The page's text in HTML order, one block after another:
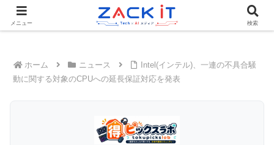
Tech×AIメディア『ZACK IT - 未来をもっと身近に』
ホーム ニュース
Intel(インテル)、一連の不具合騒
動に関する対象のCPUへの延長保証対応を発表
メニュー 検索